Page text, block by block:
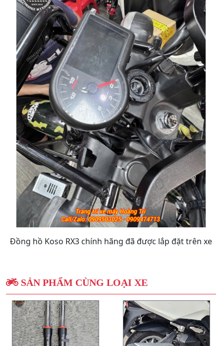
Đồng hồ Koso RX3 chính hãng đã được lắp đặt trên xe
SẢN PHẨM CÙNG LOẠI XE